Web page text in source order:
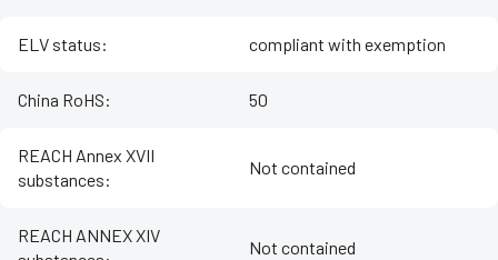
ELV status: compliant with exemption
China RoHS: 50
REACH Annex XVII
substances:
Not contained
REACH ANNEX XIV
Not contained